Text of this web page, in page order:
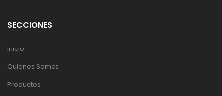
SECCIONES
Inicio
Quienes Somos
Productos